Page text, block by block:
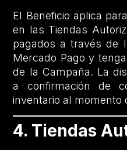
El Beneficio aplica
en las Tiendas
pagados a través de
Mercado Pago y
de la Campaña. La
a confirmación de
inventario al momento
4. Tiendas